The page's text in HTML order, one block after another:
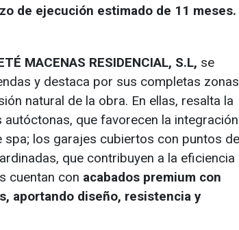
de ejecución estimado de 11 meses.
MACENAS RESIDENCIAL, S.L, se
y destaca por sus completas zonas
natural de la obra. En ellas, resalta la
que favorecen la integración
spa; los garajes cubiertos con puntos de
que contribuyen a la eficiencia
cuentan con acabados premium con
aportando diseño, resistencia y